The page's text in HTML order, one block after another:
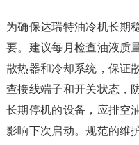
为确保达瑞特油冷机长期
要。建议每月检查油液质
散热器和冷却系统，保证
查接线端子和开关状态，
长期停机的设备，应排空
影响下次启动。规范的维